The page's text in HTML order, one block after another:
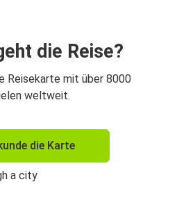
die Reise?
Reisekarte mit über 8000
weltweit.
die Karte